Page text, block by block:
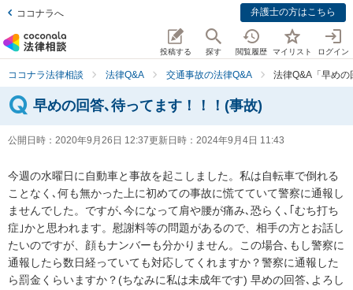
ココナラへ 弁護士の方はこちら
投稿する 探す 閲覧履歴 マイリスト ログイン
ココナラ法律相談 法律Q&A 交通事故の法律Q&A 法律Q&A「早め
早めの回答､待ってます！！！(事故)
公開日時： 2020年9月26日 12:37更新日時： 2024年9月4日 11:43
今週の水曜日に自動車と事故を起こしました。私は自転車で倒れる
ことなく､何も無かった上に初めての事故に慌てていて警察に通報し
ませんでした。ですが､今になって肩や腰が痛み､恐らく､｢むち打ち
症｣かと思われます。慰謝料等の問題があるので、相手の方とお話し
たいのですが、顔もナンバーも分かりません。この場合､もし警察に
通報したら数日経っていても対応してくれますか？警察に通報した
ら罰金くらいますか？(ちなみに私は未成年です) 早めの回答､よろし